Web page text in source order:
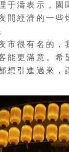
于濤表示，
間經濟的一些
市很有名的
能更滿意。希
想引進過來，